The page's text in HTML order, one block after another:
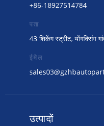
+86-18927514784
पता
43 शिकेंग स्ट्रीट, योंगक्सिंग
ईमेल
उत्पादों